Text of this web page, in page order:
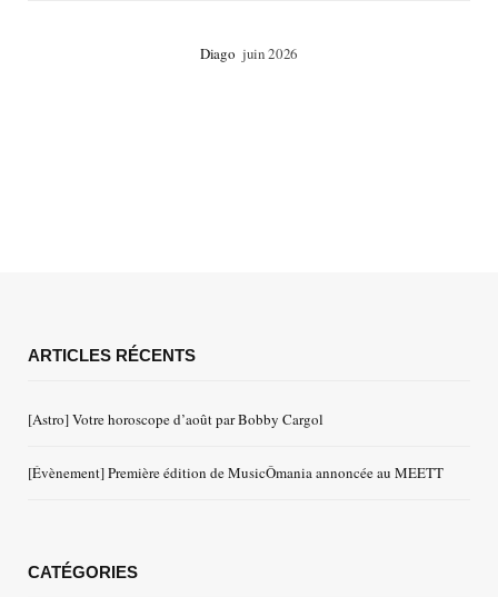
Diago juin 2026
ARTICLES RÉCENTS
[Astro] Votre horoscope d’août par Bobby Cargol
[Évènement] Première édition de MusicÔmania annoncée au MEETT
CATÉGORIES